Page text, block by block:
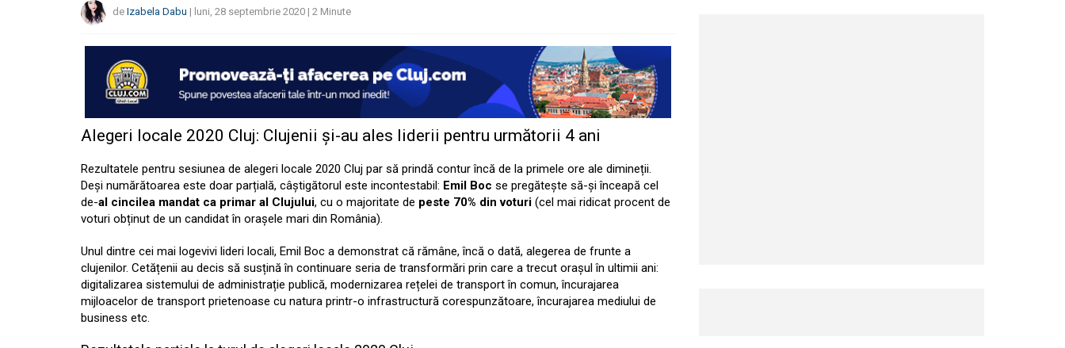
de Izabela Dabu | luni, 28 septembrie 2020 | 2 Minute
Alegeri locale 2020 Cluj: Clujenii și-au ales liderii pentru următorii 4 ani
Rezultatele pentru sesiunea de alegeri locale 2020 Cluj par să prindă contur încă de la primele ore ale dimineții.
Deși numărătoarea este doar parțială, câștigătorul este incontestabil: Emil Boc se pregătește să-și înceapă cel
de-al cincilea mandat ca primar al Clujului, cu o majoritate de peste 70% din voturi (cel mai ridicat procent de
voturi obținut de un candidat în orașele mari din România).
Unul dintre cei mai logevivi lideri locali, Emil Boc a demonstrat că rămâne, încă o dată, alegerea de frunte a
clujenilor. Cetățenii au decis să susțină în continuare seria de transformări prin care a trecut orașul în ultimii ani:
digitalizarea sistemului de administrație publică, modernizarea rețelei de transport în comun, încurajarea
mijloacelor de transport prietenoase cu natura printr-o infrastructură corespunzătoare, încurajarea mediului de
business etc.